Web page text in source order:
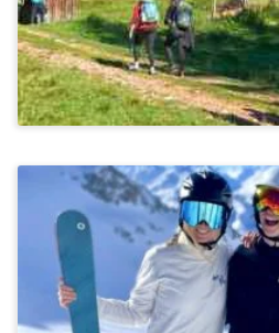
Stressbewältigung & Achtsamkeit,
Miteinander
Skifahren Und
Im